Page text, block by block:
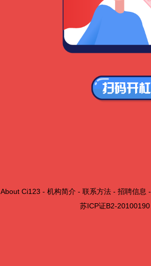
About Ci123 - 机构简介 - 联系方法 - 招聘信息 -
苏ICP证B2-20100190